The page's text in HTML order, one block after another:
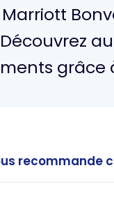
grâce
recommande